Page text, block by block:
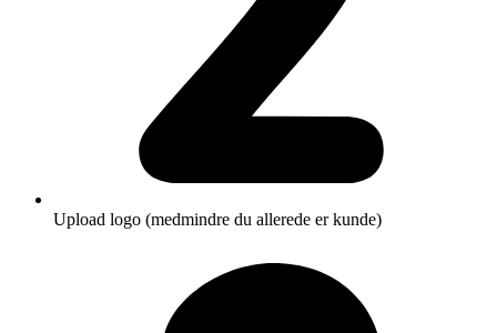
Upload logo (medmindre du allerede er kunde)